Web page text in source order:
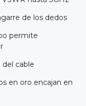
de los dedos
permite
del cable
en oro encajan en